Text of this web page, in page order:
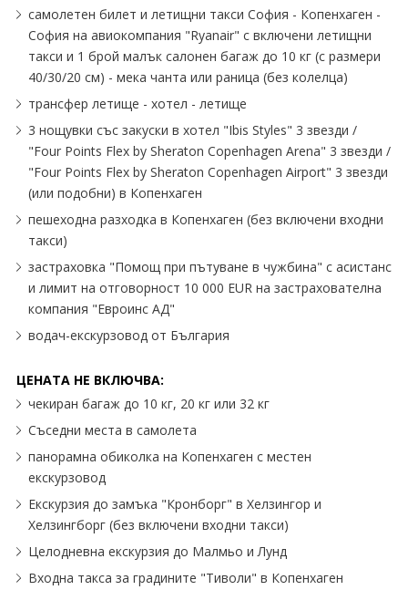
самолетен билет и летищни такси София - Копенхаген -
София на авиокомпания "Ryanair" с включени летищни
такси и 1 брой малък салонен багаж до 10 кг (с размери
40/30/20 см) - мека чанта или раница (без колелца)
трансфер летище - хотел - летище
3 нощувки със закуски в хотел "Ibis Styles" 3 звезди /
"Four Points Flex by Sheraton Copenhagen Arena" 3 звезди /
"Four Points Flex by Sheraton Copenhagen Airport" 3 звезди
(или подобни) в Копенхаген
пешеходна разходка в Копенхаген (без включени входни
такси)
застраховка "Помощ при пътуване в чужбина" с асистанс
и лимит на отговорност 10 000 EUR на застрахователна
компания "Евроинс АД"
водач-екскурзовод от България
ЦЕНАТА НЕ ВКЛЮЧВА:
чекиран багаж до 10 кг, 20 кг или 32 кг
Съседни места в самолета
панорамна обиколка на Копенхаген с местен
екскурзовод
Екскурзия до замъка "Кронборг" в Хелзингор и
Хелзингборг (без включени входни такси)
Целодневна екскурзия до Малмьо и Лунд
Входна такса за градините "Тиволи" в Копенхаген